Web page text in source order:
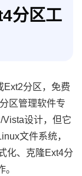
分区工
Ext2分区，免费
区管理软件专
设计，但它
文件系统，
化、克隆Ext4分